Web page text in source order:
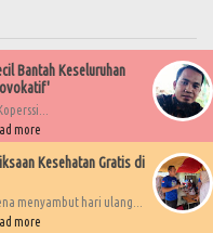
Bantah Keseluruhan
more
Kesehatan Gratis di
menyambut hari ulang...
more